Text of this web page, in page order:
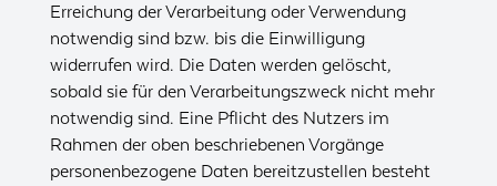
Erreichung der Verarbeitung oder Verwendung
notwendig sind bzw. bis die Einwilligung
widerrufen wird. Die Daten werden gelöscht,
sobald sie für den Verarbeitungszweck nicht mehr
notwendig sind. Eine Pflicht des Nutzers im
Rahmen der oben beschriebenen Vorgänge
personenbezogene Daten bereitzustellen besteht